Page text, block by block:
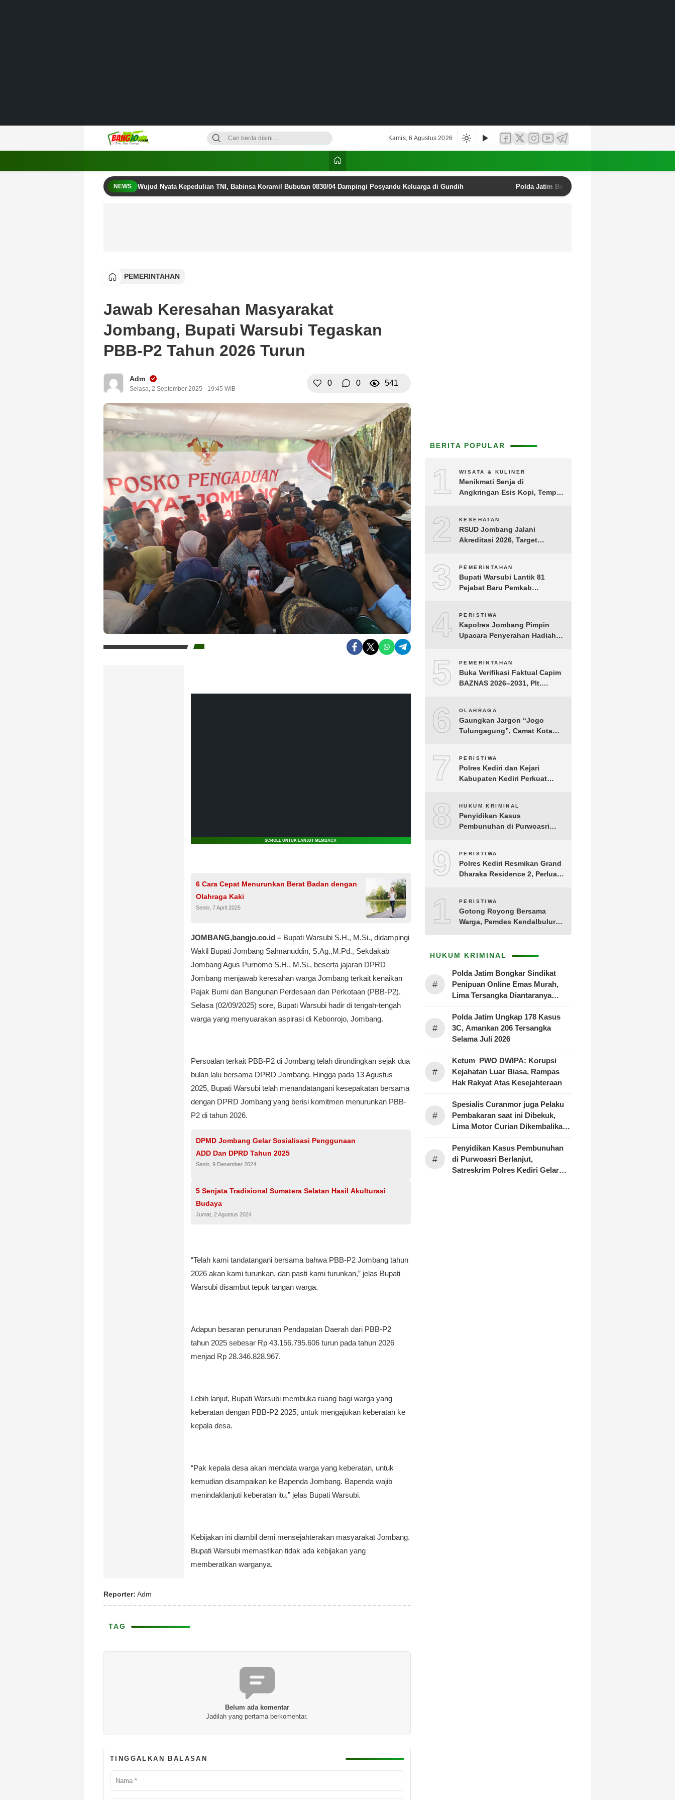
Kamis, 6 Agustus 2026
NEWS Wujud Nyata Kepedulian TNI, Babinsa Koramil Bubutan 0830/04 Dampingi Posyandu Keluarga di Gundih Polda Jatim Bongkar Sindikat Penipuan Online
PEMERINTAHAN
Jawab Keresahan Masyarakat
Jombang, Bupati Warsubi Tegaskan
PBB-P2 Tahun 2026 Turun
Adm
Selasa, 2 September 2025 - 19:45 WIB
0 0 541
SCROLL UNTUK LANJUT MEMBACA
6 Cara Cepat Menurunkan Berat Badan dengan
Olahraga Kaki
Senin, 7 April 2025
JOMBANG,bangjo.co.id – Bupati Warsubi S.H., M.Si., didampingi
Wakil Bupati Jombang Salmanuddin, S.Ag.,M.Pd., Sekdakab
Jombang Agus Purnomo S.H., M.Si., beserta jajaran DPRD
Jombang menjawab keresahan warga Jombang terkait kenaikan
Pajak Bumi dan Bangunan Perdesaan dan Perkotaan (PBB-P2).
Selasa (02/09/2025) sore, Bupati Warsubi hadir di tengah-tengah
warga yang menyuarakan aspirasi di Kebonrojo, Jombang.
Persoalan terkait PBB-P2 di Jombang telah dirundingkan sejak dua
bulan lalu bersama DPRD Jombang. Hingga pada 13 Agustus
2025, Bupati Warsubi telah menandatangani kesepakatan bersama
dengan DPRD Jombang yang berisi komitmen menurunkan PBB-
P2 di tahun 2026.
DPMD Jombang Gelar Sosialisasi Penggunaan
ADD Dan DPRD Tahun 2025
Senin, 9 Desember 2024
5 Senjata Tradisional Sumatera Selatan Hasil Akulturasi
Budaya
Jumat, 2 Agustus 2024
“Telah kami tandatangani bersama bahwa PBB-P2 Jombang tahun
2026 akan kami turunkan, dan pasti kami turunkan,” jelas Bupati
Warsubi disambut tepuk tangan warga.
Adapun besaran penurunan Pendapatan Daerah dari PBB-P2
tahun 2025 sebesar Rp 43.156.795.606 turun pada tahun 2026
menjad Rp 28.346.828.967.
Lebih lanjut, Bupati Warsubi membuka ruang bagi warga yang
keberatan dengan PBB-P2 2025, untuk mengajukan keberatan ke
kepala desa.
“Pak kepala desa akan mendata warga yang keberatan, untuk
kemudian disampaikan ke Bapenda Jombang. Bapenda wajib
menindaklanjuti keberatan itu,” jelas Bupati Warsubi.
Kebijakan ini diambil demi mensejahterakan masyarakat Jombang.
Bupati Warsubi memastikan tidak ada kebijakan yang
memberatkan warganya.
Reporter: Adm
TAG
Belum ada komentar
Jadilah yang pertama berkomentar.
TINGGALKAN BALASAN
BERITA POPULAR
1 WISATA & KULINER
Menikmati Senja di
Angkringan Esis Kopi, Tempat
2 KESEHATAN
RSUD Jombang Jalani
Akreditasi 2026, Target
Layanan
3 PEMERINTAHAN
Bupati Warsubi Lantik 81
Pejabat Baru Pemkab
4 PERISTIWA
Kapolres Jombang Pimpin
Upacara Penyerahan Hadiah
5 PEMERINTAHAN
Buka Verifikasi Faktual Capim
BAZNAS 2026–2031, Plt.
Transparansi
6 OLAHRAGA
Gaungkan Jargon “Jogo
Tulungagung”, Camat Kota
Tamanan
7 PERISTIWA
Polres Kediri dan Kejari
Kabupaten Kediri Perkuat
8 HUKUM KRIMINAL
Penyidikan Kasus
Pembunuhan di Purwoasri
Adegan
9 PERISTIWA
Polres Kediri Resmikan Grand
Dharaka Residence 2, Perluas
10PERISTIWA
Gotong Royong Bersama
Warga, Pemdes Kendalbulur
HUKUM KRIMINAL
#
Polda Jatim Bongkar Sindikat
Penipuan Online Emas Murah,
Lima Tersangka Diantaranya
#
Polda Jatim Ungkap 178 Kasus
3C, Amankan 206 Tersangka
Selama Juli 2026
#
Ketum PWO DWIPA: Korupsi
Kejahatan Luar Biasa, Rampas
Hak Rakyat Atas Kesejahteraan
#
Spesialis Curanmor juga Pelaku
Pembakaran saat ini Dibekuk,
Lima Motor Curian Dikembalikan
#
Penyidikan Kasus Pembunuhan
di Purwoasri Berlanjut,
Satreskrim Polres Kediri Gelar